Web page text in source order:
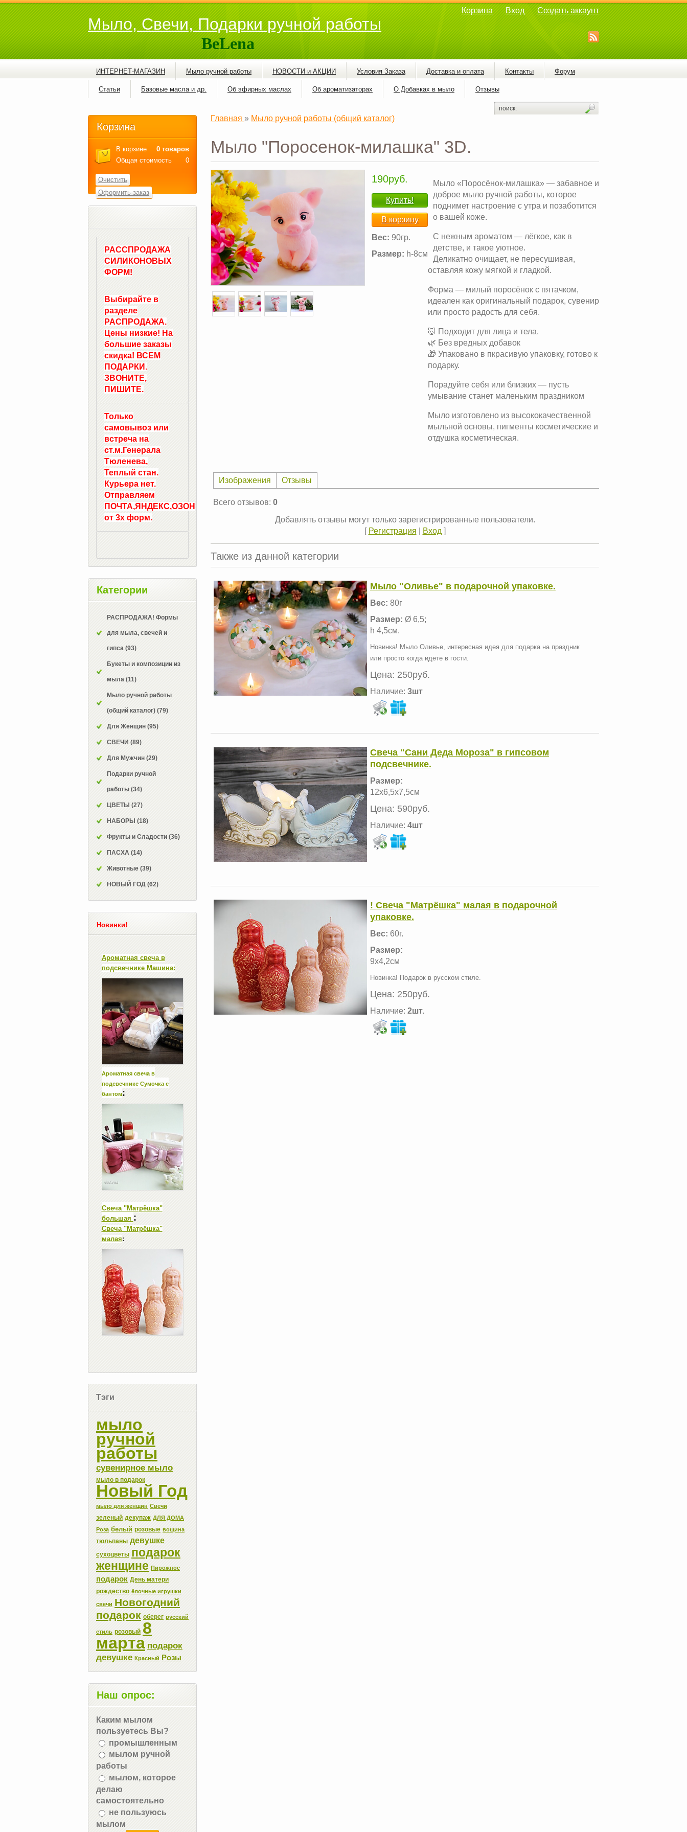
Мыло, Свечи, Подарки ручной работы
BeLena
Корзина Вход Создать аккаунт
ИНТЕРНЕТ-МАГАЗИН Мыло ручной работы НОВОСТИ и АКЦИИ Условия Заказа Доставка и оплата Контакты Форум
Статьи Базовые масла и др. Об эфирных маслах Об ароматизаторах О Добавках в мыло Отзывы
Главная » Мыло ручной работы (общий каталог)
Мыло "Поросенок-милашка" 3D.
190руб.
Купить!
В корзину
Вес: 90гр.
Размер: h-8см
Мыло «Поросёнок-милашка» — забавное и
доброе мыло ручной работы, которое
поднимет настроение с утра и позаботится
о вашей коже.
С нежным ароматом — лёгкое, как в
детстве, и такое уютное.
Деликатно очищает, не пересушивая,
оставляя кожу мягкой и гладкой.
Форма — милый поросёнок с пятачком,
идеален как оригинальный подарок, сувенир
или просто радость для себя.
🐷 Подходит для лица и тела.
🌿 Без вредных добавок
🎁 Упаковано в пкрасивую упаковку, готово к
подарку.
Порадуйте себя или близких — пусть
умывание станет маленьким праздником
Мыло изготовлено из высококачественной
мыльной основы, пигменты косметические и
отдушка косметическая.
Изображения Отзывы
Всего отзывов: 0
Добавлять отзывы могут только зарегистрированные пользователи.
[ Регистрация Вход ]
Также из данной категории
Мыло "Оливье" в подарочной упаковке.
Вес: 80г
Размер: Ø 6,5;
h 4,5см.
Новинка! Мыло Оливье, интересная идея для подарка на праздник
или просто когда идете в гости.
Цена: 250руб.
Наличие: 3шт
Свеча "Сани Деда Мороза" в гипсовом
подсвечнике.
Размер:
12х6,5х7,5см
Цена: 590руб.
Наличие: 4шт
! Свеча "Матрёшка" малая в подарочной
упаковке.
Вес: 60г.
Размер:
9х4,2см
Новинка! Подарок в русском стиле.
Цена: 250руб.
Наличие: 2шт.
Корзина
В корзине
0 товаров
Общая стоимость
0
Очистить
Оформить заказ
РАССПРОДАЖА
СИЛИКОНОВЫХ
ФОРМ!
Выбирайте в
разделе
РАСПРОДАЖА.
Цены низкие! На
большие заказы
скидка! ВСЕМ
ПОДАРКИ.
ЗВОНИТЕ,
ПИШИТЕ.
Только
самовывоз или
встреча на
ст.м.Генерала
Тюленева,
Теплый стан.
Курьера нет.
Отправляем
ПОЧТА,ЯНДЕКС,ОЗОН
от 3х форм.
Категории
РАСПРОДАЖА! Формы
для мыла, свечей и
гипса (93)
Букеты и композиции из
мыла (11)
Мыло ручной работы
(общий каталог) (79)
Для Женщин (95)
СВЕЧИ (89)
Для Мужчин (29)
Подарки ручной
работы (34)
ЦВЕТЫ (27)
НАБОРЫ (18)
Фрукты и Сладости (36)
ПАСХА (14)
Животные (39)
НОВЫЙ ГОД (62)
Новинки!
Ароматная свеча в
подсвечнике Машина:
Ароматная свеча в
подсвечнике Сумочка с
бантом:
Свеча "Матрёшка"
большая :
Свеча "Матрёшка"
малая:
Тэги
мыло
ручной
работы
сувенирное мыло
мыло в подарок
Новый Год
мыло для женщин Свечи
зеленый декупаж ДЛЯ ДОМА
Роза белый розовые вощина
тюльпаны девушке
сухоцветы подарок
женщине Пирожное
подарок День матери
рождество ёлочные игрушки
свечи Новогодний
подарок оберег русский
стиль розовый 8
марта подарок
девушке Красный Розы
Наш опрос:
Каким мылом
пользуетесь Вы?
промышленным
мылом ручной
работы
мылом, которое
делаю
самостоятельно
не пользуюсь
мылом